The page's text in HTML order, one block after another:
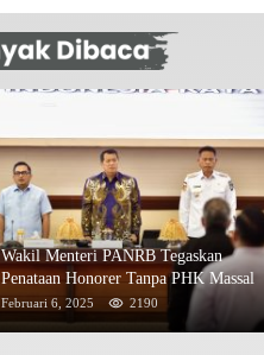
Wakil Menteri PANRB Tegaskan
Penataan Honorer Tanpa PHK Massal
Februari 6, 2025 2190